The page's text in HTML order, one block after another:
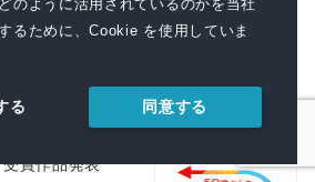
のように活用されているのかを当社
るために、Cookie を使用していま
る 同意する
総数3万件超！
に決定
ラ第1回「50歳
賞作品発表